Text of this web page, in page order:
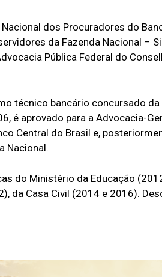
dos Procuradores do
da Fazenda Nacional –
Pública Federal do
técnico bancário concursado da
é aprovado para a Advocacia-
Central do Brasil e,
Nacional.
do Ministério da Educação
da Casa Civil (2014 e 2016).